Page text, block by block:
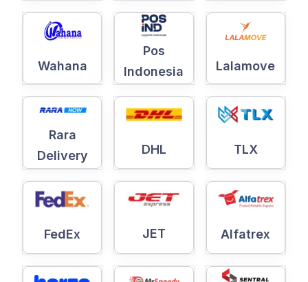
Wahana
Pos
Indonesia
Lalamove
Rara
Delivery
DHL TLX
FedEx JET Alfatrex